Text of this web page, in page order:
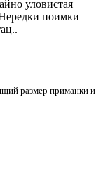
уловистая
поимки
размер приманки и